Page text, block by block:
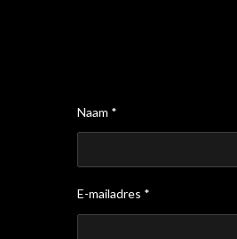
Naam *
E-mailadres *